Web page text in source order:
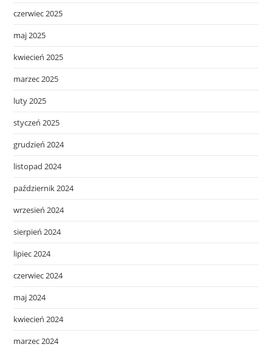
czerwiec 2025
maj 2025
kwiecień 2025
marzec 2025
luty 2025
styczeń 2025
grudzień 2024
listopad 2024
październik 2024
wrzesień 2024
sierpień 2024
lipiec 2024
czerwiec 2024
maj 2024
kwiecień 2024
marzec 2024